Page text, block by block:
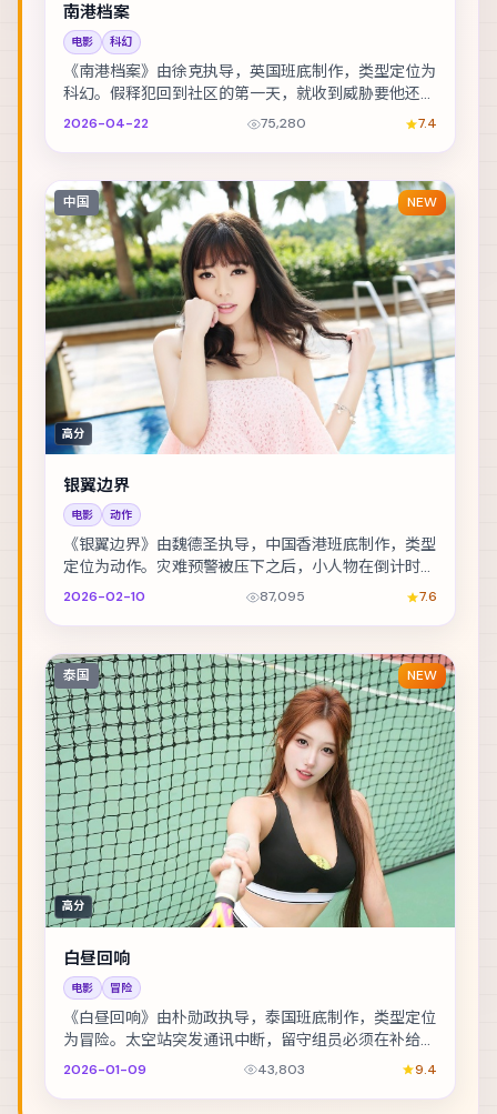
南港档案
电影 科幻
《南港档案》由徐克执导，英国班底制作，类型定位为
科幻。假释犯回到社区的第一天，就收到威胁要他还一
笔不存在的债。主演包括提莫西·查拉梅、白宇、全智...
2026-04-22 75,280 7.4
中国 NEW
高分
银翼边界
电影 动作
《银翼边界》由魏德圣执导，中国香港班底制作，类型
定位为动作。灾难预警被压下之后，小人物在倒计时里
做出艰难抉择。主演包括王凯、宋康昊、刘德华 等，...
2026-02-10 87,095 7.6
泰国 NEW
高分
白昼回响
电影 冒险
《白昼回响》由朴勋政执导，泰国班底制作，类型定位
为冒险。太空站突发通讯中断，留守组员必须在补给耗
尽前自救。主演包括金城武、张震、刘亦菲 等，表演...
2026-01-09 43,803 9.4